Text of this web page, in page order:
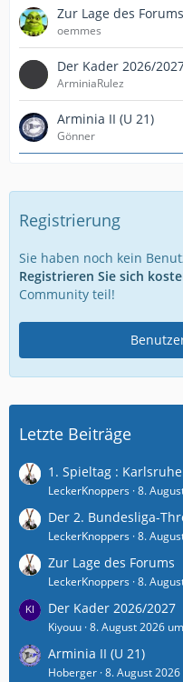
Zur Lage des Forums
oemmes
Der Kader 2026/
ArminiaRulez
Arminia II (U 21)
Gönner
Registrierung
Sie haben noch kein
Registrieren Sie sich
Community teil!
Letzte Beiträge
1. Spieltag :
LeckerKnoppers 8.
Der 2. Bundesliga-
LeckerKnoppers 8.
Zur Lage des Forums
LeckerKnoppers 8.
Der Kader 2026/2027
Kiyouu 8. August 2026
Arminia II (U 21)
Hoberger 8. August